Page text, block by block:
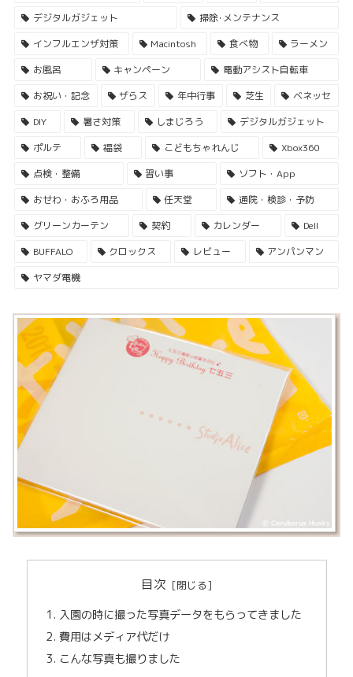
デジタルガジェット
掃除･メンテナンス
インフルエンザ対策
Macintosh 食べ物
ラーメン
お風呂
キャンペーン
電動アシスト自転車
お祝い・記念
ザらス 年中行事 芝生
ベネッセ
DIY
暑さ対策 しまじろう
デジタルガジェット
ポルテ
福袋 こどもちゃれんじ
Xbox360
点検・整備
習い事
ソフト・App
おせわ・おふろ用品
任天堂
通院・検診・予防
グリーンカーテン
契約 カレンダー
Dell
BUFFALO
クロックス レビュー
アンパンマン
ヤマダ電機
目次
入園の時に撮った写真データをもらってきました
費用はメディア代だけ
こんな写真も撮りました